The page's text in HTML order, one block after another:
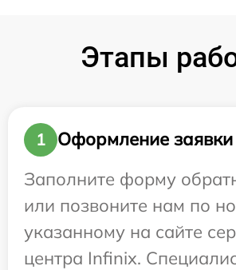
Этапы
1
Оформление заявки
Заполните форму
или позвоните нам по
указанному на сайте
центра Infinix.